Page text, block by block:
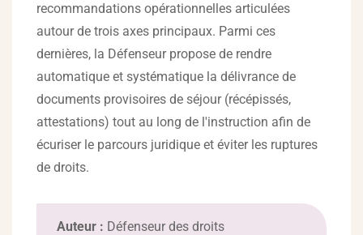
recommandations opérationnelles articulées
autour de trois axes principaux. Parmi ces
dernières, la Défenseur propose de rendre
automatique et systématique la délivrance de
documents provisoires de séjour (récépissés,
attestations) tout au long de l'instruction afin de
écuriser le parcours juridique et éviter les ruptures
de droits.
Auteur : Défenseur des droits